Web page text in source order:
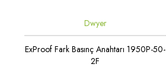
Dwyer
ExProof Fark Basınç Anahtarı 1950P-50-
2F